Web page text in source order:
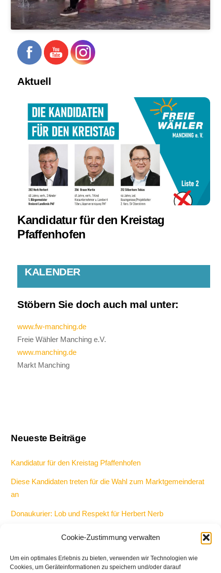
Cookie-Zustimmung verwalten
Um ein optimales Erlebnis zu bieten, verwenden wir Technologien wie
Cookies, um Geräteinformationen zu speichern und/oder darauf
Aktuell
Kandidatur für den Kreistag
Pfaffenhofen
KALENDER
Stöbern Sie doch auch mal unter:
www.fw-manching.de
Freie Wähler Manching e.V.
www.manching.de
Markt Manching
Neueste Beiträge
Kandidatur für den Kreistag Pfaffenhofen
Diese Kandidaten treten für die Wahl zum Marktgemeinderat
an
Donaukurier: Lob und Respekt für Herbert Nerb
Bericht: 50-Jahr-Feier bei den Freien Wählern in Manching